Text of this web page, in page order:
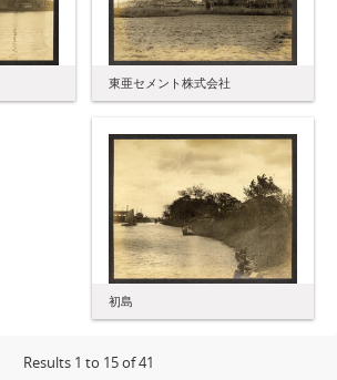
東亜セメント株式会社
初島
Results 1 to 15 of 41